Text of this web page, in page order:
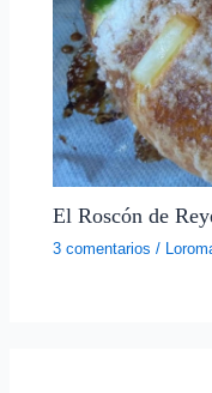
El Roscón de
3 comentarios /